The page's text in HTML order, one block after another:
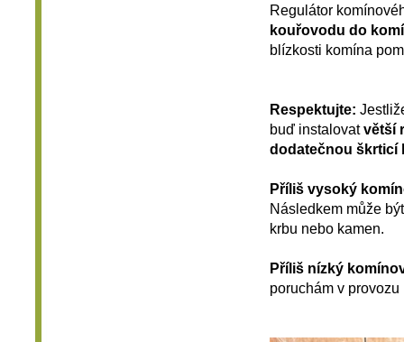
Regulátor
kouřovodu do
blízkosti komína
Respektujte:
buď instalovatvětší
dodatečnou škrticí
Příliš vysoký
Následkem může
krbu nebo kamen.
Příliš nízký
poruchám v